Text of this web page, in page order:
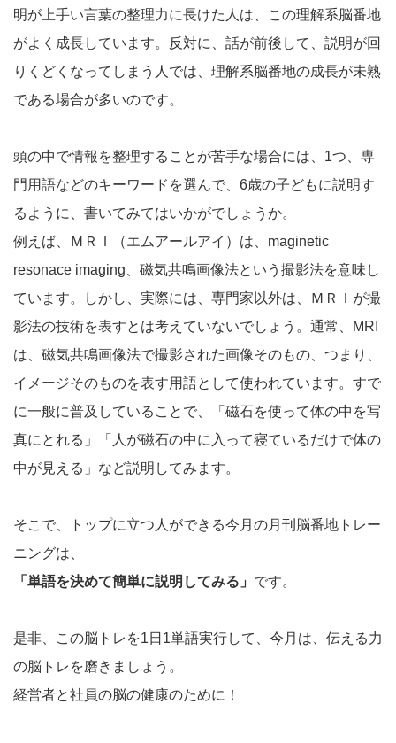
明が上手い言葉の整理力に長けた人は、この理解系脳番地
がよく成長しています。反対に、話が前後して、説明が回
りくどくなってしまう人では、理解系脳番地の成長が未熟
である場合が多いのです。
頭の中で情報を整理することが苦手な場合には、1つ、専
門用語などのキーワードを選んで、6歳の子どもに説明す
るように、書いてみてはいかがでしょうか。
例えば、ＭＲＩ（エムアールアイ）は、maginetic
resonace imaging、磁気共鳴画像法という撮影法を意味し
ています。しかし、実際には、専門家以外は、ＭＲＩが撮
影法の技術を表すとは考えていないでしょう。通常、MRI
は、磁気共鳴画像法で撮影された画像そのもの、つまり、
イメージそのものを表す用語として使われています。すで
に一般に普及していることで、「磁石を使って体の中を写
真にとれる」「人が磁石の中に入って寝ているだけで体の
中が見える」など説明してみます。
そこで、トップに立つ人ができる今月の月刊脳番地トレー
ニングは、
「単語を決めて簡単に説明してみる」 です。
是非、この脳トレを1日1単語実行して、今月は、伝える力
の脳トレを磨きましょう。
経営者と社員の脳の健康のために！